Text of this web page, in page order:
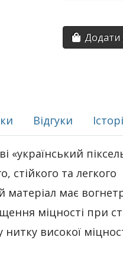
Додати
Відгуки
«український
стійкого та легкого
матеріал має
міцності при
високої